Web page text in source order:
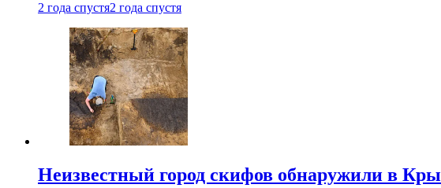
2 года спустя2 года спустя
Неизвестный город скифов обнаружили в